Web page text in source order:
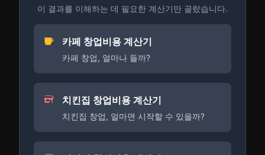
이 결과를 이해하는 데 필요한 계산기만 골랐습니다.
카페 창업비용 계산기
카페 창업, 얼마나 들까?
치킨집 창업비용 계산기
치킨집 창업, 얼마면 시작할 수 있을까?